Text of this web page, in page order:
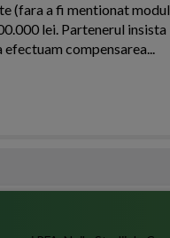
(fara a fi mentionat modul
lei. Partenerul insista
compensarea...